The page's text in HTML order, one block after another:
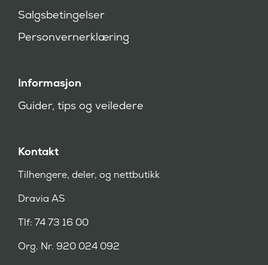
Salgsbetingelser
Personvernerklæring
Informasjon
Guider, tips og veiledere
d
Kontakt
Tilhengere, deler, og nettbutikk
Dravia AS
Tlf: 74 73 16 00
Org. Nr. 920 024 092